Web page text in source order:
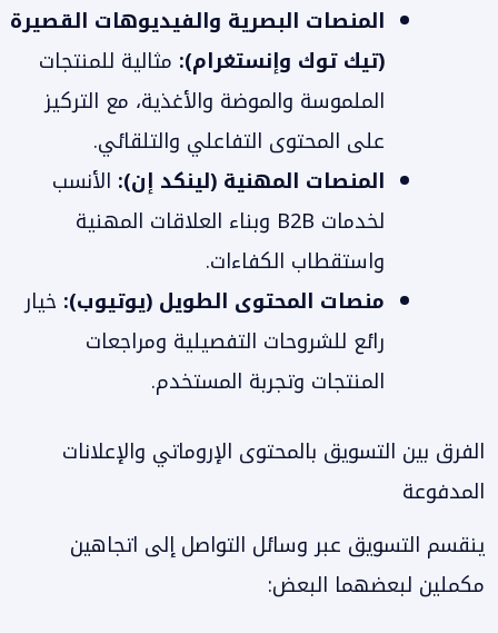
المنصات البصرية والفيديوهات القصيرة
(تيك توك وإنستغرام): مثالية للمنتجات
الملموسة والموضة والأغذية، مع التركيز
على المحتوى التفاعلي والتلقائي.
المنصات المهنية (لينكد إن): الأنسب
لخدمات B2B وبناء العلاقات المهنية
واستقطاب الكفاءات.
منصات المحتوى الطويل (يوتيوب): خيار
رائع للشروحات التفصيلية ومراجعات
المنتجات وتجربة المستخدم.
الفرق بين التسويق بالمحتوى الإروماتي والإعلانات
المدفوعة
ينقسم التسويق عبر وسائل التواصل إلى اتجاهين
مكملين لبعضهما البعض: